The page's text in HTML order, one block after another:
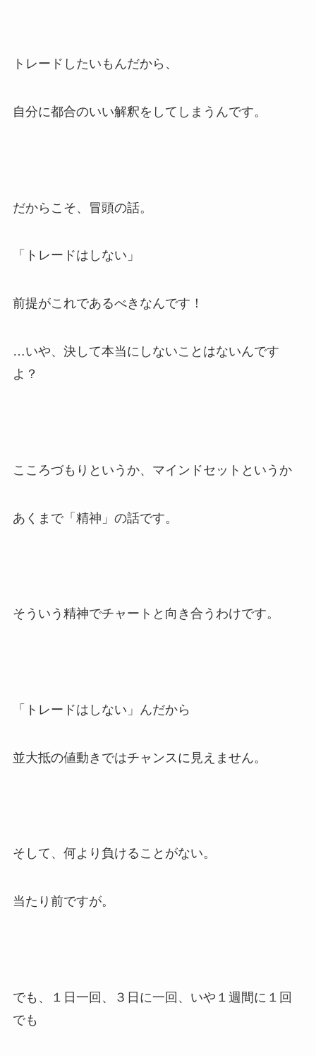
トレードしたいもんだから、
自分に都合のいい解釈をしてしまうんです。
だからこそ、冒頭の話。
「トレードはしない」
前提がこれであるべきなんです！
…いや、決して本当にしないことはないんです
よ？
こころづもりというか、マインドセットというか
あくまで「精神」の話です。
そういう精神でチャートと向き合うわけです。
「トレードはしない」んだから
並大抵の値動きではチャンスに見えません。
そして、何より負けることがない。
当たり前ですが。
でも、１日一回、３日に一回、いや１週間に１回
でも